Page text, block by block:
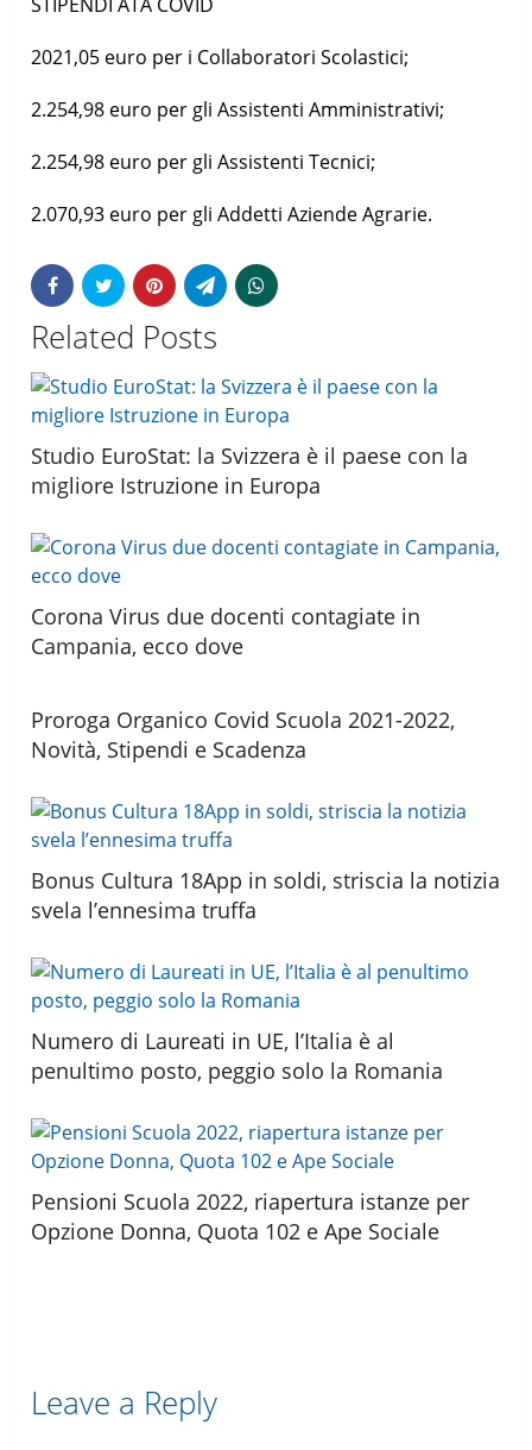
2021,05 euro per i Collaboratori Scolastici;
2.254,98 euro per gli Assistenti Amministrativi;
2.254,98 euro per gli Assistenti Tecnici;
2.070,93 euro per gli Addetti Aziende Agrarie.
Related Posts
Studio EuroStat: la Svizzera è il paese con la
migliore Istruzione in Europa
Corona Virus due docenti contagiate in
Campania, ecco dove
Proroga Organico Covid Scuola 2021-2022,
Novità, Stipendi e Scadenza
Bonus Cultura 18App in soldi, striscia la notizia
svela l’ennesima truffa
Numero di Laureati in UE, l’Italia è al
penultimo posto, peggio solo la Romania
Pensioni Scuola 2022, riapertura istanze per
Opzione Donna, Quota 102 e Ape Sociale
Leave a Reply